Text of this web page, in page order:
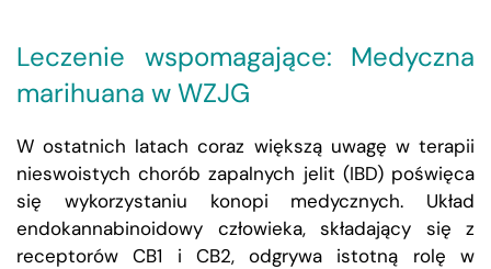
Leczenie wspomagające: Medyczna
marihuana w WZJG
W ostatnich latach coraz większą uwagę w terapii
nieswoistych chorób zapalnych jelit (IBD) poświęca
się wykorzystaniu konopi medycznych. Układ
endokannabinoidowy człowieka, składający się z
receptorów CB1 i CB2, odgrywa istotną rolę w